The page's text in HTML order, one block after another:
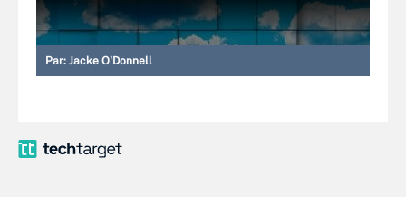
Par: Jacke O'Donnell